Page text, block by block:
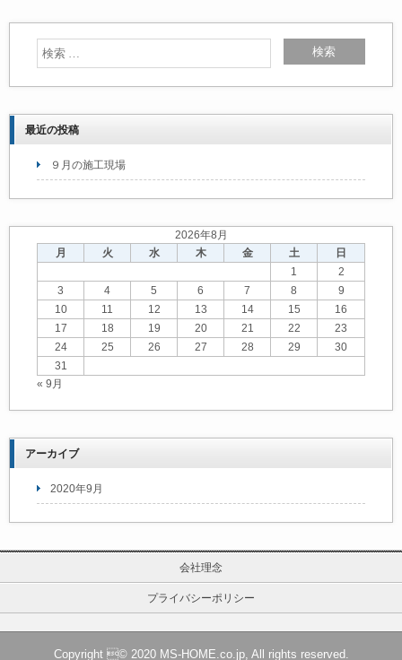
最近の投稿
９月の施工現場
2026年8月
月
火 水 木 金 土
日
1
2
3
4 5 6 7 8
9
10
11 12 13 14 15
16
17
18 19 20 21 22
23
24
25 26 27 28 29
30
31
« 9月
アーカイブ
2020年9月
会社理念
プライバシーポリシー
Copyright © 2020 MS-HOME.co.jp, All rights reserved.